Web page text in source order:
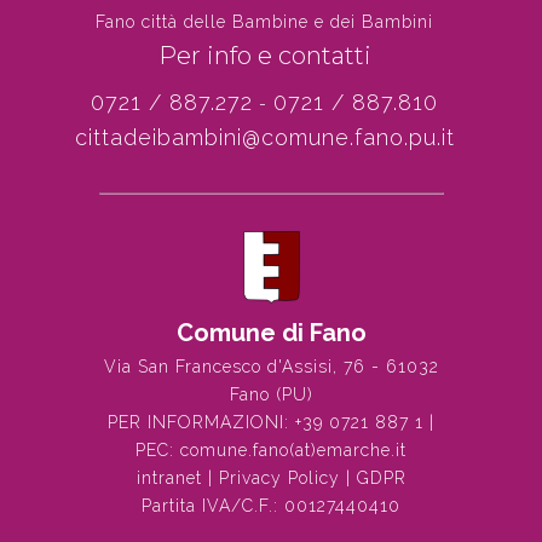
Fano città delle Bambine e dei Bambini
Per info e contatti
0721 / 887.272 - 0721 / 887.810
cittadeibambini@comune.fano.pu.it
Comune di Fano
Via San Francesco d'Assisi, 76 - 61032
Fano (PU)
PER INFORMAZIONI: +39 0721 887 1
PEC: comune.fano(at)emarche.it
intranet
Privacy Policy
GDPR
Partita IVA/C.F.: 00127440410